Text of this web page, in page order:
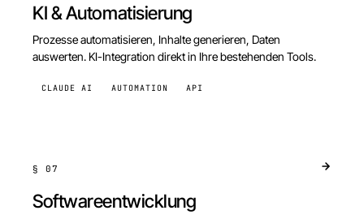
KI & Automatisierung
Prozesse automatisieren, Inhalte generieren, Daten
auswerten. KI-Integration direkt in Ihre bestehenden Tools.
CLAUDE AI AUTOMATION API
§07
Softwareentwicklung